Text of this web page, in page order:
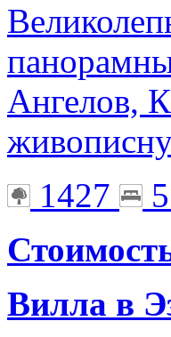
Ангелов,
1427
5
Вилла в